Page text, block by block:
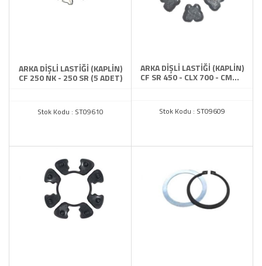
ARKA DİŞLİ LASTİĞİ (KAPLİN)
CF 250 NK - 250 SR (5 ADET)
Stok Kodu : ST09610
ARKA DİŞLİ LASTİĞİ (KAPLİN)
CF SR 450 - CLX 700 - CMT 8
Stok Kodu : ST09609